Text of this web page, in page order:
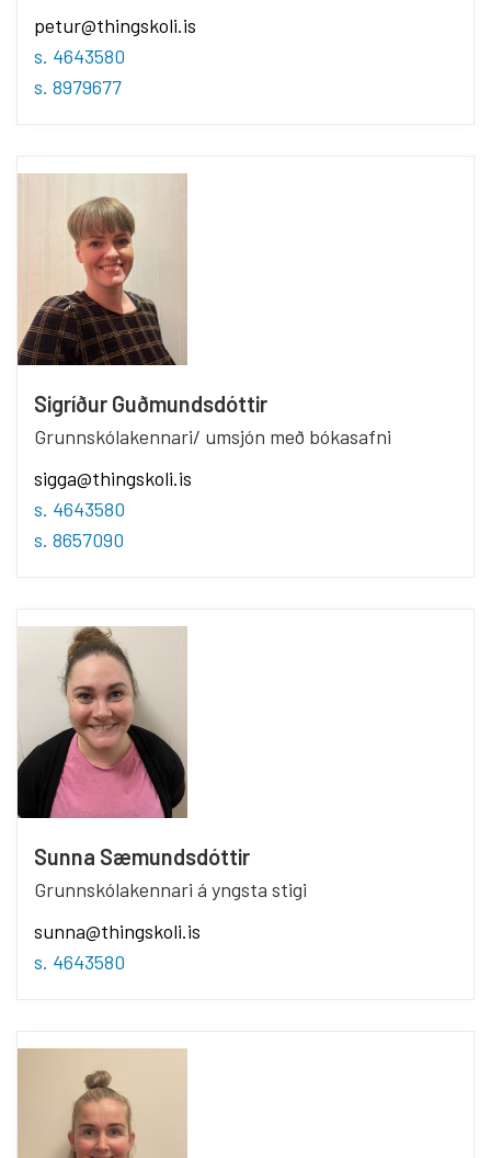
petur@thingskoli.is
s. 4643580
s. 8979677
Sigríður Guðmundsdóttir
Grunnskólakennari/ umsjón með bókasafni
sigga@thingskoli.is
s. 4643580
s. 8657090
Sunna Sæmundsdóttir
Grunnskólakennari á yngsta stigi
sunna@thingskoli.is
s. 4643580